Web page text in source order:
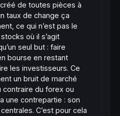
de toutes pièces à
taux de change ça
ce qui n’est pas le
où il s’agit
seul but : faire
bourse en restant
les investisseurs. Ce
un bruit de marché
contraire du forex ou
une contrepartie : son
C’est pour cela